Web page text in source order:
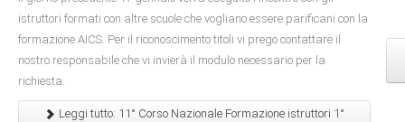
istruttori formati con altre scuole che vogliano essere parificani con la
formazione AICS. Per il riconoscimento titoli vi prego contattare il
nostro responsabile che vi invierà il modulo necessario per la
richiesta.
Leggi tutto: 11° Corso Nazionale Formazione istruttori 1°